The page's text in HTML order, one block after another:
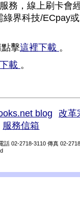
務，線上刷卡會
綠界科技/ECpay或
擊這裡下載 。
載 。
blog
改革
服務信箱
02-2718-3110 傳真 02-